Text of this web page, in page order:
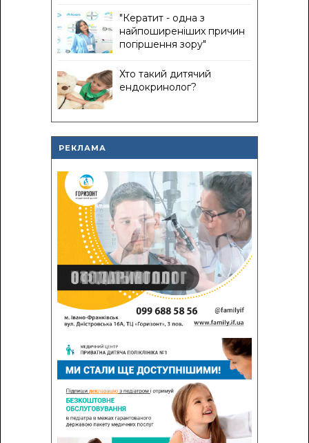
"Кератит - одна з
найпоширеніших причин
погіршення зору"
Хто такий дитячий
ендокринолог?
РЕКЛАМА